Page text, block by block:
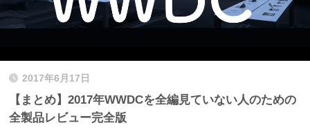
2017年6月17日
【まとめ】2017年WWDCを全編見ていない人のための
全製品レビュー完全版